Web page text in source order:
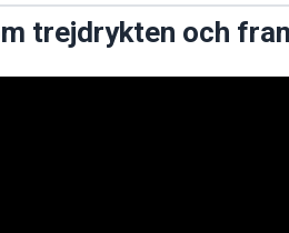
trejdrykten och